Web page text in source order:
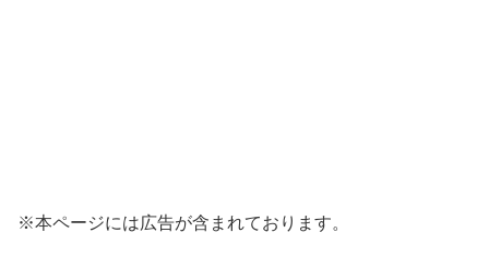
※本ページには広告が含まれております。